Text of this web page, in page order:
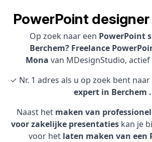
PowerPoint
Op zoek naar een PowerPoint
Berchem? Freelance
Mona van MDesignStudio,
✓ Nr. 1 adres als u op zoek bent naar
expert in Berchem .
Naast het maken van
voor zakelijke presentatieskan je
voor het laten maken van een